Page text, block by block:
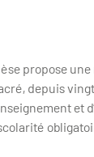
propose
depuis
et